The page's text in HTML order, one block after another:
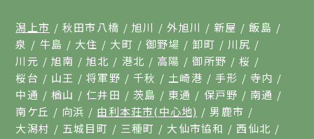
潟上市 秋田市八橋 旭川 外旭川 新屋
飯島
泉
牛島 大住 大町 御野場 卸町
川尻
川元
旭南 旭北 港北 高陽 御所野
桜
桜台
山王 将軍野 千秋 土崎港 手形
寺内
中通
楢山 仁井田 茨島 東通 保戸野
南通
南ケ丘
向浜 由利本荘市(中心地)
男鹿市
大潟村
五城目町 三種町 大仙市協和
西仙北